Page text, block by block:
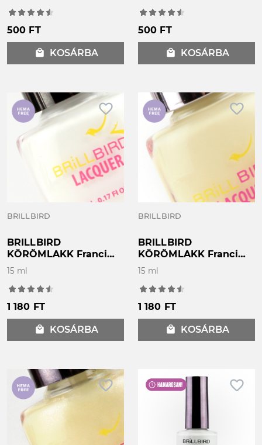
500 FT
local_mall KOSÁRBA
500 FT
local_mall KOSÁRBA
favorite_border
BRILLBIRD
BRILLBIRD
KÖRÖMLAKK Francia
szín "F1' 15ml
15 ml
1 180 FT
local_mall KOSÁRBA
favorite_border
BRILLBIRD
BRILLBIRD
KÖRÖMLAKK Francia
szín "F2' 15ml
15 ml
1 180 FT
local_mall KOSÁRBA
favorite_border favorite_border